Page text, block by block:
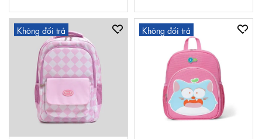
Không đổi trả Không đổi trả